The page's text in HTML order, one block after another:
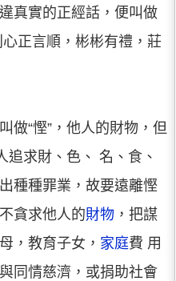
真實的正經話，便叫做
正言順，彬彬有禮，莊
“慳”，他人的財物，但
追求財、色、 名、食、
種種罪業，故要遠離慳
貪求他人的財物 ，把謀
，教育子女， 家庭費 用
同情慈濟，或捐助社會